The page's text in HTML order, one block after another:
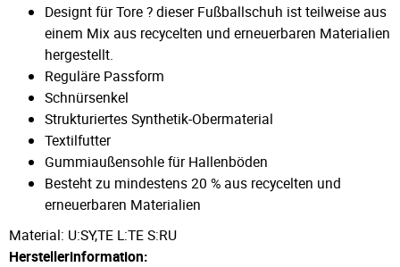
Designt für Tore ? dieser Fußballschuh ist teilweise aus
einem Mix aus recycelten und erneuerbaren Materialien
hergestellt.
Reguläre Passform
Schnürsenkel
Strukturiertes Synthetik-Obermaterial
Textilfutter
Gummiaußensohle für Hallenböden
Besteht zu mindestens 20 % aus recycelten und
erneuerbaren Materialien
Material: U:SY,TE L:TE S:RU
Herstellerinformation: